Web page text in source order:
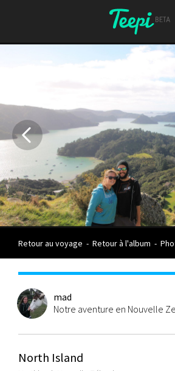
Retour au voyage - Retour à l'album -
mad
Notre aventure en Nouvelle
North Island